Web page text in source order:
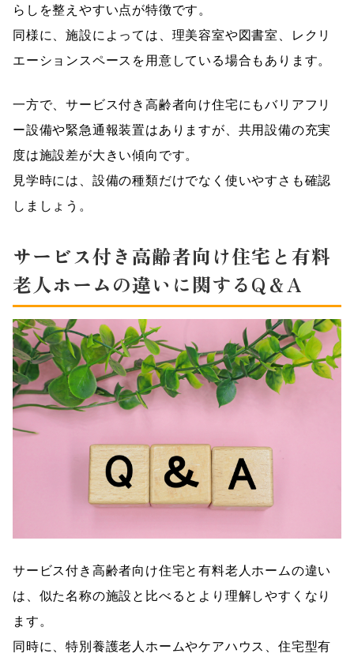
らしを整えやすい点が特徴です。
同様に、施設によっては、理美容室や図書室、レクリ
エーションスペースを用意している場合もあります。
一方で、サービス付き高齢者向け住宅にもバリアフリ
ー設備や緊急通報装置はありますが、共用設備の充実
度は施設差が大きい傾向です。
見学時には、設備の種類だけでなく使いやすさも確認
しましょう。
サービス付き高齢者向け住宅と有料
老人ホームの違いに関するQ＆A
サービス付き高齢者向け住宅と有料老人ホームの違い
は、似た名称の施設と比べるとより理解しやすくなり
ます。
同時に、特別養護老人ホームやケアハウス、住宅型有